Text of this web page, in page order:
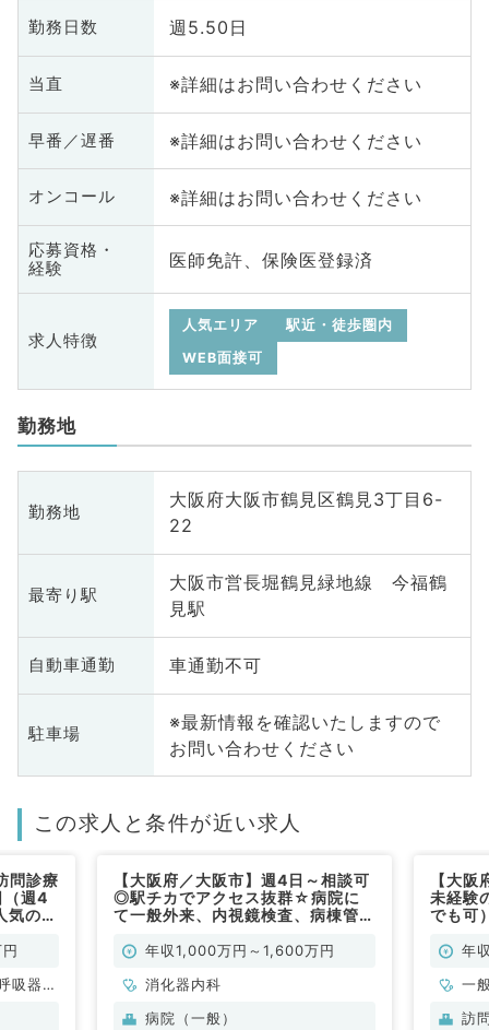
勤務日数 週5.50日
当直 ※詳細はお問い合わせください
早番／遅番 ※詳細はお問い合わせください
オンコール ※詳細はお問い合わせください
応募資格・
経験
医師免許、保険医登録済
求人特徴
人気エリア
駅近・徒歩圏内
WEB面接可
勤務地
勤務地
大阪府大阪市鶴見区鶴見3丁目6-
22
最寄り駅
大阪市営長堀鶴見緑地線 今福鶴
見駅
自動車通勤 車通勤不可
駐車場
※最新情報を確認いたしますので
お問い合わせください
この求人と条件が近い求人
問診療
週4
の訪
吸器内
【大阪府／大阪市】週4日～相談可
◎駅チカでアクセス抜群☆病院に
て一般外来、内視鏡検査、病棟管理
年収1,000万円～1,600万円
消化器内科
病院（一般）
【大
未経験
でも可
問／常
年
一
科
訪